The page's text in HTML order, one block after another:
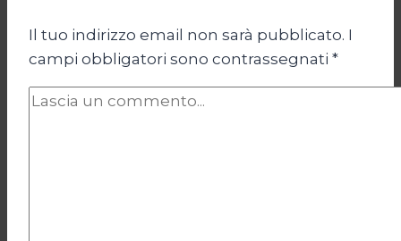
Il tuo indirizzo email non sarà pubblicato. I
campi obbligatori sono contrassegnati *